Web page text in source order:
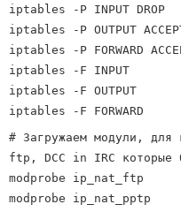
iptables -P INPUT DROP
iptables -P OUTPUT
iptables -P FORWARD
iptables -F INPUT
iptables -F OUTPUT
iptables -F FORWARD
# Загружаем модули, для
ftp, DCC in IRC которые
modprobe ip_nat_ftp
modprobe ip_nat_pptp